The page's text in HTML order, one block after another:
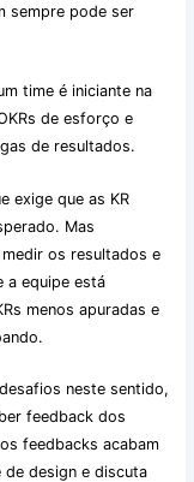
sempre pode ser
time é iniciante na
de esforço e
de resultados.
exige que as KR
Mas
os resultados e
a equipe está
menos apuradas e
neste sentido,
feedback dos
feedbacks acabam
de design e discuta